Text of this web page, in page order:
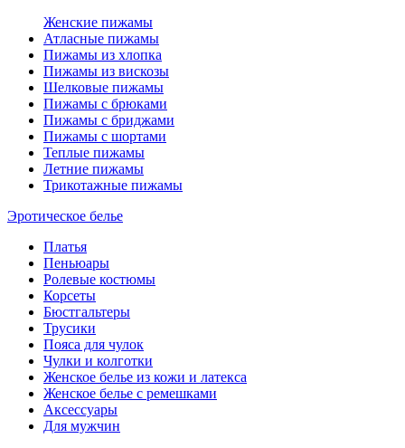
Женские пижамы
Атласные пижамы
Пижамы из хлопка
Пижамы из вискозы
Шелковые пижамы
Пижамы с брюками
Пижамы с бриджами
Пижамы с шортами
Теплые пижамы
Летние пижамы
Трикотажные пижамы
Эротическое белье
Платья
Пеньюары
Ролевые костюмы
Корсеты
Бюстгальтеры
Трусики
Пояса для чулок
Чулки и колготки
Женское белье из кожи и латекса
Женское белье с ремешками
Аксессуары
Для мужчин